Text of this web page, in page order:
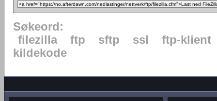
Søkeord:
filezilla
ftp sftp ssl
ftp-klient
kildekode